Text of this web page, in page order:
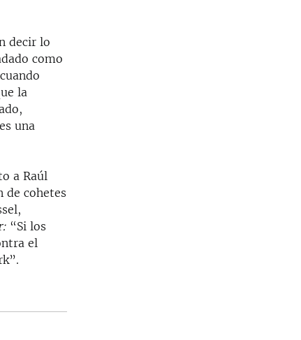
decir lo
como
la
una
a Raúl
de cohetes
“Si los
el